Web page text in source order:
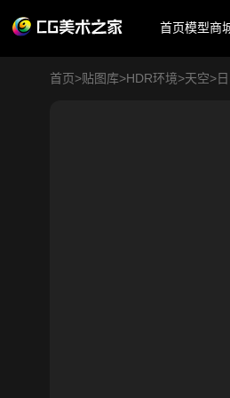
首页模型商
首页>贴图库>HDR环境>天空>